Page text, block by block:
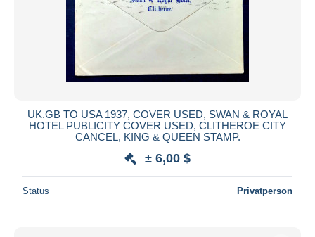
UK.GB TO USA 1937, COVER USED, SWAN & ROYAL
HOTEL PUBLICITY COVER USED, CLITHEROE CITY
CANCEL, KING & QUEEN STAMP.
± 6,00 $
Status Privatperson